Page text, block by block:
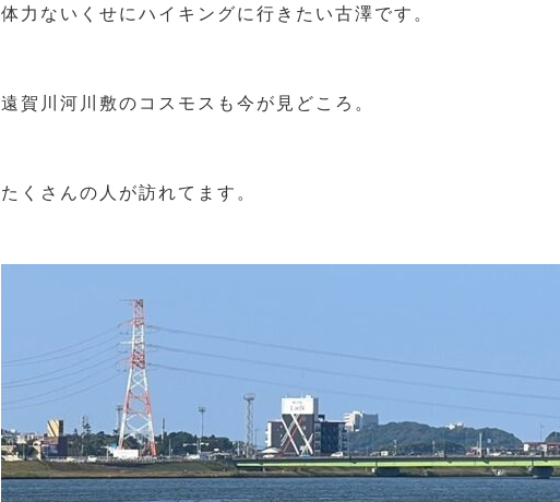
体力ないくせにハイキングに行きたい古澤です。
遠賀川河川敷のコスモスも今が見どころ。
たくさんの人が訪れてます。